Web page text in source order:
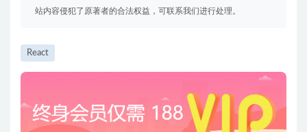
站内容侵犯了原著者的合法权益，可联系我们进行处理。
React